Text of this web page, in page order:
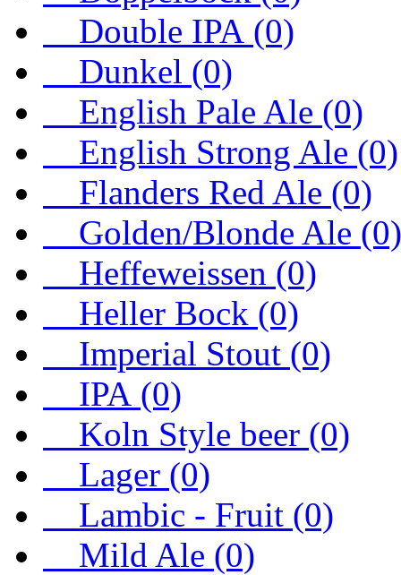
Double IPA (0)
Dunkel (0)
English Pale Ale (0)
English Strong Ale (0)
Flanders Red Ale (0)
Golden/Blonde Ale (0)
Heffeweissen (0)
Heller Bock (0)
Imperial Stout (0)
IPA (0)
Koln Style beer (0)
Lager (0)
Lambic - Fruit (0)
Mild Ale (0)